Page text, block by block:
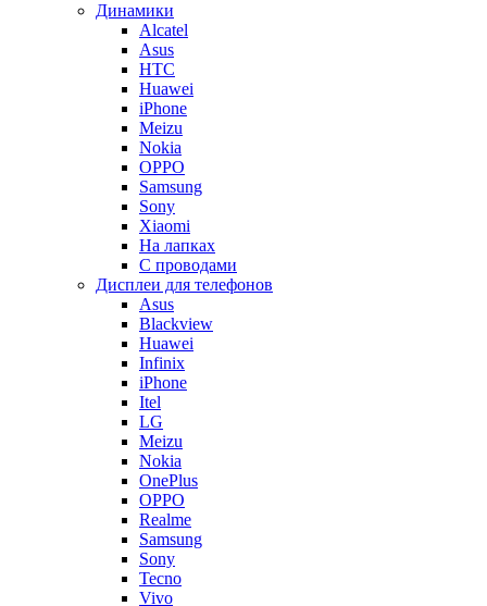
Динамики
Alcatel
Asus
HTC
Huawei
iPhone
Meizu
Nokia
OPPO
Samsung
Sony
Xiaomi
На лапках
С проводами
Дисплеи для телефонов
Asus
Blackview
Huawei
Infinix
iPhone
Itel
LG
Meizu
Nokia
OnePlus
OPPO
Realme
Samsung
Sony
Tecno
Vivo